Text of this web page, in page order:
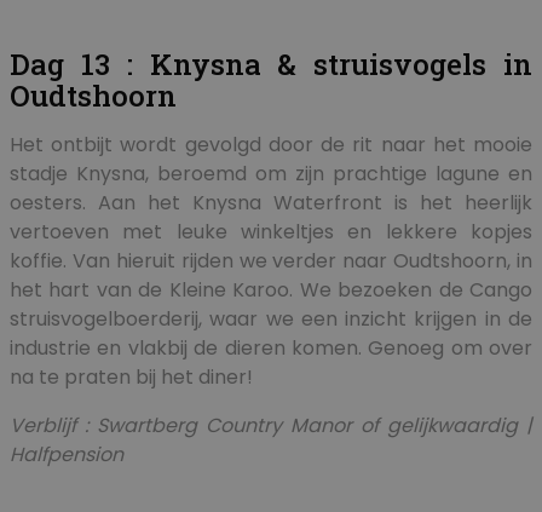
Dag 13 : Knysna & struisvogels in
Oudtshoorn
Het ontbijt wordt gevolgd door de rit naar het mooie
stadje Knysna, beroemd om zijn prachtige lagune en
oesters. Aan het Knysna Waterfront is het heerlijk
vertoeven met leuke winkeltjes en lekkere kopjes
koffie. Van hieruit rijden we verder naar Oudtshoorn, in
het hart van de Kleine Karoo. We bezoeken de Cango
struisvogelboerderij, waar we een inzicht krijgen in de
industrie en vlakbij de dieren komen. Genoeg om over
na te praten bij het diner!
Verblijf : Swartberg Country Manor of gelijkwaardig |
Halfpension